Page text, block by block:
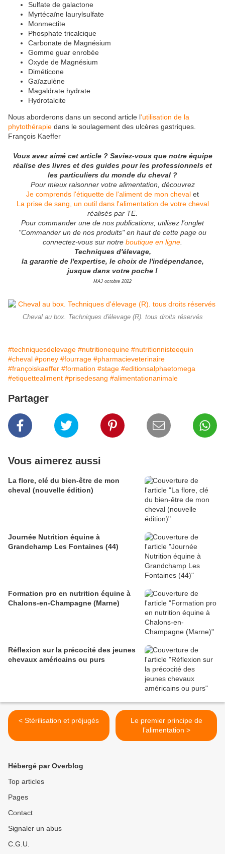
Sulfate de galactone
Myrtécaïne laurylsulfate
Monmectite
Phosphate tricalcique
Carbonate de Magnésium
Gomme guar enrobée
Oxyde de Magnésium
Diméticone
Gaïazulène
Magaldrate hydrate
Hydrotalcite
Nous aborderons dans un second article l'utilisation de la
phytothérapie dans le soulagement des ulcères gastriques.
François Kaeffer
Vous avez aimé cet article ? Saviez-vous que notre équipe
réalise des livres et des guides pour les professionnels et
les particuliers du monde du cheval ?
Pour mieux raisonner votre alimentation, découvrez
Je comprends l'étiquette de l'aliment de mon cheval et
La prise de sang, un outil dans l'alimentation de votre cheval
réalisés par TE.
Pour commander une de nos publications, utilisez l’onglet
"Commander un de nos produits" en haut de cette page ou
connectez-vous sur notre boutique en ligne
Techniques d'élevage,
la garantie de l'expertise, le choix de l'indépendance,
jusque dans votre poche !
MAJ octobre 2022
Cheval au box. Techniques d'élevage (R). tous droits réservés
#techniquesdelevage #nutritionequine #nutritionnisteequin
#cheval #poney #fourrage #pharmacieveterinaire
#françoiskaeffer #formation #stage #editionsalphaetomega
#etiquettealiment #prisedesang #alimentationanimale
Partager
Vous aimerez aussi
La flore, clé du bien-être de mon
cheval (nouvelle édition)
Journée Nutrition équine à
Grandchamp Les Fontaines (44)
Formation pro en nutrition équine à
Chalons-en-Champagne (Marne)
Réflexion sur la précocité des jeunes
chevaux américains ou purs
< Stérilisation et préjugés
Le premier principe de
l’alimentation >
Hébergé par Overblog
Top articles
Pages
Contact
Signaler un abus
C.G.U.